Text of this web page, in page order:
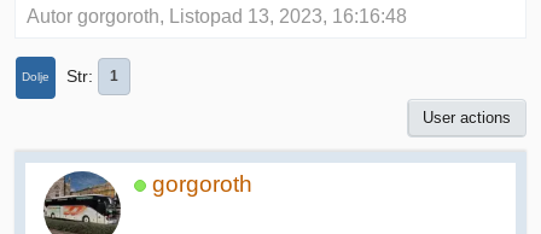
Autor gorgoroth, Listopad 13, 2023, 16:16:48
Dolje Str 1
User actions
gorgoroth